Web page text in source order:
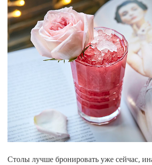
Столы лучше бронировать уже сейчас,